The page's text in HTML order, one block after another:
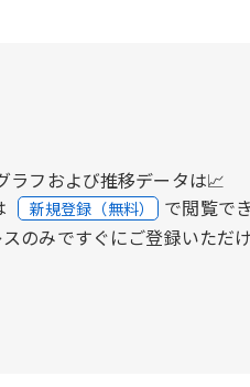
ラフおよび推移データは📈
新規登録（無料） で閲覧で
のみですぐにご登録いただけ